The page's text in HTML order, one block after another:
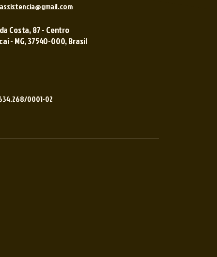
Costa, 87 - Centro
- MG, 37540-000, Brasil
0001-02